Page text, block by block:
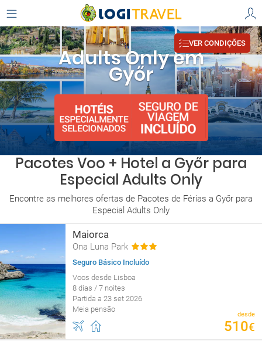
Adults Only em
Győr
VER CONDIÇÕES
Pacotes Voo + Hotel a Győr para
Especial Adults Only
Encontre as melhores ofertas de Pacotes de Férias a Győr para
Especial Adults Only
Maiorca
Ona Luna Park
Seguro Básico Incluído
Voos desde Lisboa
8 dias / 7 noites
Partida a 23 set 2026
Meia pensão
desde
510€